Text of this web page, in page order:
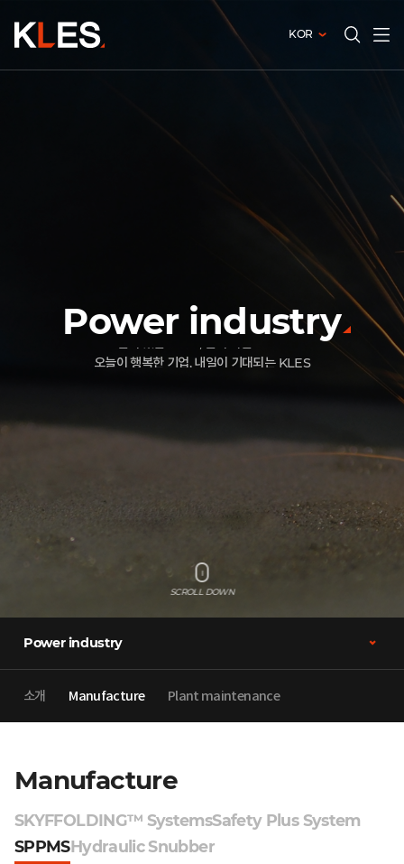
KOR
열기
Power industry
보이지 않는 가치를 위해 일하는 사람들
같이 있는 KLES, 같이 가는 KLES
오늘이 행복한 기업, 내일이 기대되는 KLES
SCROLL DOWN
Power industry
소개 Manufacture Plant maintenance
Manufacture
SKYFFOLDING™ SystemsSafety Plus System
SPPMSHydraulic Snubber